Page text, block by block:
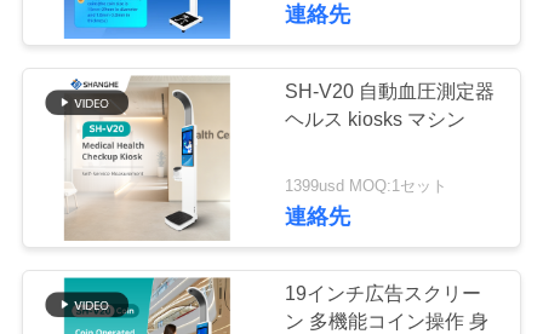
絡
い
量機械
マッサージのベッ
ド
連絡先
SH-V20 自動血圧測定器
ヘルス kiosks マシン
1399usd MOQ:1セット
連絡先
19インチ広告スクリー
ン 多機能コイン操作 身